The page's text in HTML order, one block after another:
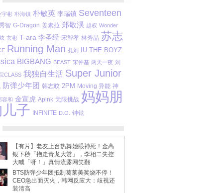
宇彬 朴海镇 朴敏英 李瑞镇 Seventeen
智 G-Dragon 姜素拉 郑敬淏 赵权 Wonder
玄彬 T-ara 李圣经 宋智孝 林秀晶 苏志
Running Man 孔刘 IU THE BOYZ
BIGBANG BEAST 宋仲基 两天一夜 刘
CLASS 我独自生活 Super Junior
防弹少年团 韩志旼 2PM Moving 异能 神
容和 金宣虎 Apink 无限挑战 妈妈朋
子
INFINITE D.O. 钟铉
【有片】老友上台热舞她眼神死！金高
银下秒「抱走青龙大赏」，李相二失控
大喊「呀！」真情流露网笑翻
BTS防弹少年团抵制葛莱美奖烧不停！
CEO急出面灭火，韩网反应大：歧视还
装清高